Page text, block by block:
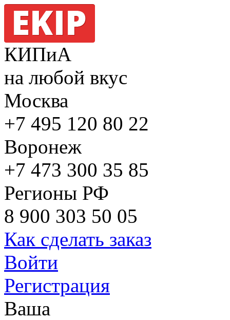
КИПиА
на любой вкус
Москва
+7 495 120 80 22
Воронеж
+7 473 300 35 85
Регионы РФ
8 900 303 50 05
Как сделать заказ
Войти
Регистрация
Ваша